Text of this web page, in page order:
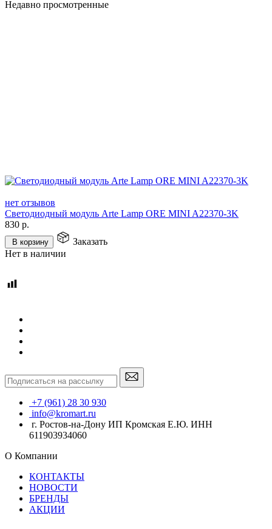
Недавно просмотренные
нет отзывов
Светодиодный модуль Arte Lamp ORE MINI A22370-3K
830 р.
В корзину
Заказать
Нет в наличии
+7 (961) 28 30 930
info@kromart.ru
г. Ростов-на-Дону ИП Кромская Е.Ю. ИНН
611903934060
О Компании
КОНТАКТЫ
НОВОСТИ
БРЕНДЫ
АКЦИИ